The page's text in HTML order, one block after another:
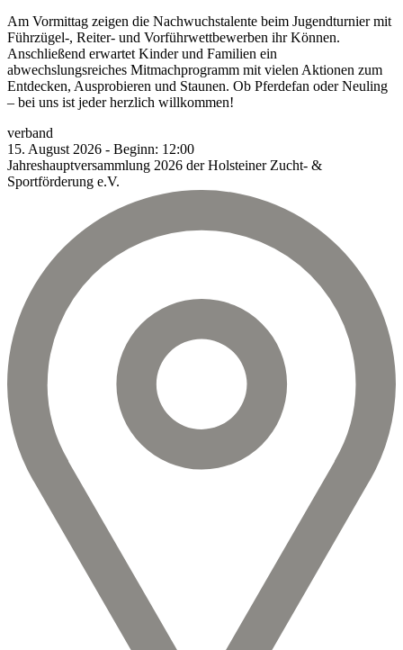
Am Vormittag zeigen die Nachwuchstalente beim Jugendturnier mit
Führzügel-, Reiter- und Vorführwettbewerben ihr Können.
Anschließend erwartet Kinder und Familien ein
abwechslungsreiches Mitmachprogramm mit vielen Aktionen zum
Entdecken, Ausprobieren und Staunen. Ob Pferdefan oder Neuling
– bei uns ist jeder herzlich willkommen!
verband
15. August 2026 - Beginn: 12:00
Jahreshauptversammlung 2026 der Holsteiner Zucht- &
Sportförderung e.V.